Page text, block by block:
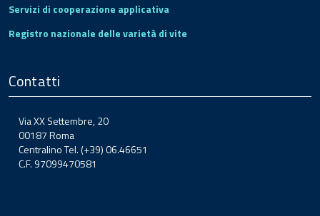
Servizi di cooperazione applicativa
Registro nazionale delle varietà di vite
Contatti
Via XX Settembre, 20
00187 Roma
Centralino Tel. (+39) 06.46651
C.F. 97099470581